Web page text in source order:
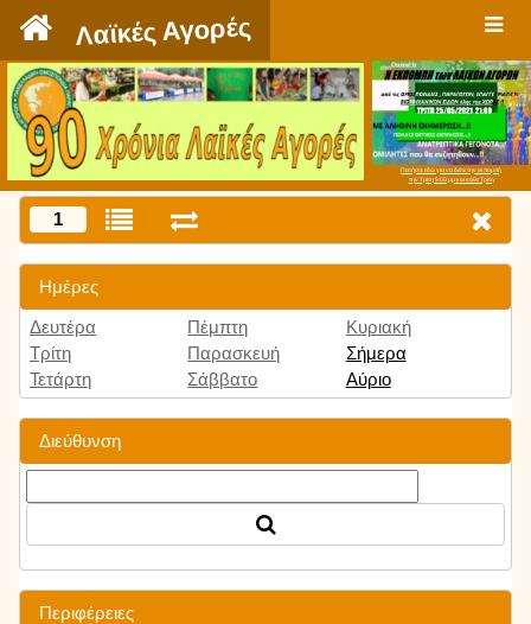
Λαϊκές Αγορές
Πατήστε εδώ για να δείτε την εκπομπή
την Τρίτη 9:00 μμ και κάθε Τρίτη
1
Ημέρες
Δευτέρα
Τρίτη
Τετάρτη
Πέμπτη
Παρασκευή
Σάββατο
Κυριακή
Σήμερα
Αύριο
Διεύθυνση
Περιφέρειες